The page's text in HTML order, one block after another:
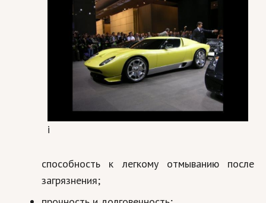
i
способность к легкому отмыванию после
загрязнения;